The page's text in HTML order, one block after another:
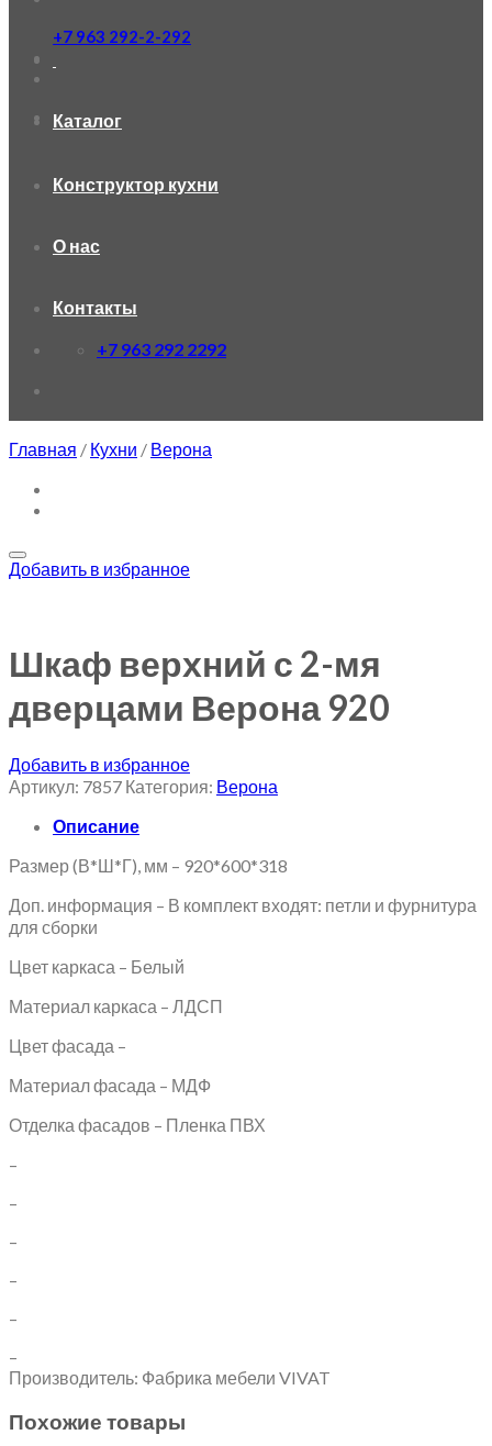
+7 963 292-2-292
Каталог
Конструктор кухни
О нас
Контакты
+7 963 292 2292
Главная / Кухни / Верона
Добавить в избранное
Шкаф верхний с 2-мя
дверцами Верона 920
Добавить в избранное
Артикул: 7857 Категория: Верона
Описание
Размер (В*Ш*Г), мм – 920*600*318
Доп. информация – В комплект входят: петли и фурнитура
для сборки
Цвет каркаса – Белый
Материал каркаса – ЛДСП
Цвет фасада –
Материал фасада – МДФ
Отделка фасадов – Пленка ПВХ
–
–
–
–
–
–
Производитель: Фабрика мебели VIVAT
Похожие товары